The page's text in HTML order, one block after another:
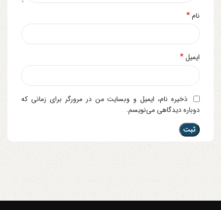
نام*
ایمیل*
ذخیره نام، ایمیل و وبسایت من در مرورگر برای زمانی که
دوباره دیدگاهی می‌نویسم.